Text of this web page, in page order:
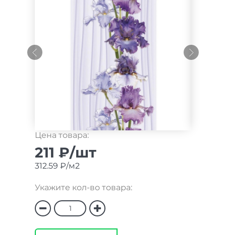
Цена товара:
211 ₽/шт
312.59 ₽/м2
Укажите кол-во товара: